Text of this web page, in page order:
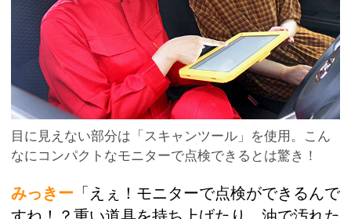
目に見えない部分は「スキャンツール」を使用。こん
なにコンパクトなモニターで点検できるとは驚き！
みっきー 「えぇ！モニターで点検ができるんで